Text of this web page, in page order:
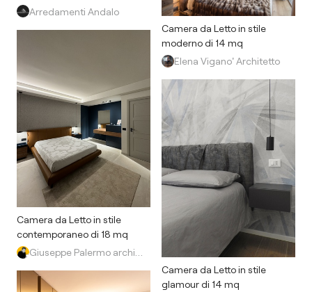
Arredamenti Andalo
Camera da Letto in stile
contemporaneo di 18 mq
Giuseppe Palermo architetto (Soqquadro architetti)
Camera da Letto in stile
moderno di 14 mq
Elena Vigano' Architetto
Camera da Letto in stile
glamour di 14 mq